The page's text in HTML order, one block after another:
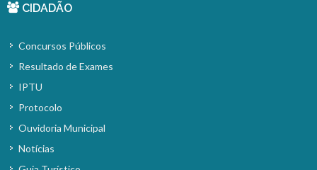
CIDADÃO
Concursos Públicos
Resultado de Exames
IPTU
Protocolo
Ouvidoria Municipal
Notícias